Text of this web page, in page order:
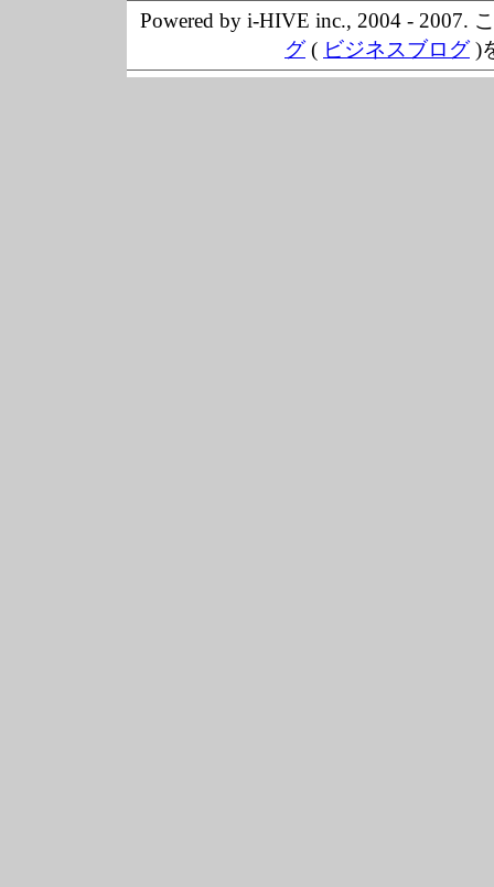
Powered by i-HIVE inc., 2004 - 2007.
グ( ビジネスブログ)